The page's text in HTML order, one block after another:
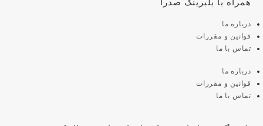
درباره ما
قوانین و مقررات
تماس با ما
درباره ما
قوانین و مقررات
تماس با ما